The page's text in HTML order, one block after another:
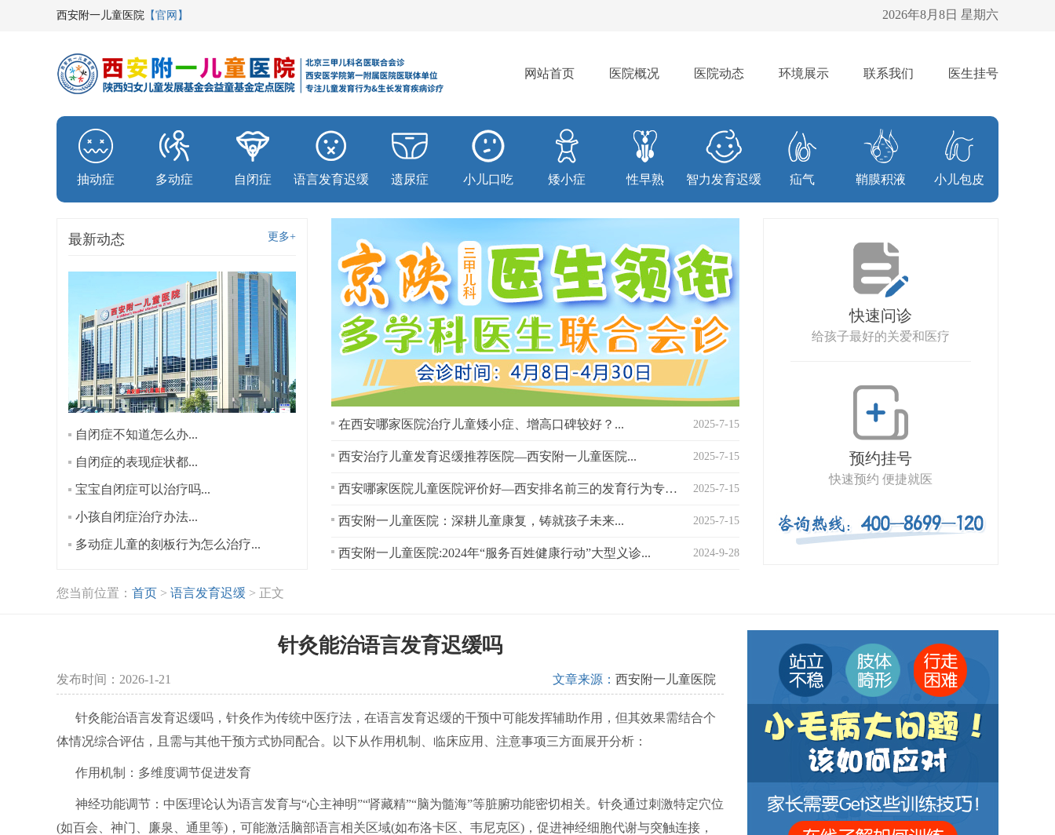
西安附一儿童医院 【官网】 2026年8月8日 星期六
网站首页 医院概况 医院动态 环境展示 联系我们 医生挂号
抽动症 多动症 自闭症 语言发育迟缓 遗尿症 小儿口吃 矮小症 性早熟 智力发育迟缓 疝气 鞘膜积液 小儿包皮
更多+
最新动态
自闭症不知道怎么办...
自闭症的表现症状都...
宝宝自闭症可以治疗吗...
小孩自闭症治疗办法...
多动症儿童的刻板行为怎么治疗...
在西安哪家医院治疗儿童矮小症、增高口碑较好？... 2025-7-15
西安治疗儿童发育迟缓推荐医院—西安附一儿童医院... 2025-7-15
西安哪家医院儿童医院评价好—西安排名前三的发育行为专科医院？... 2025-7-15
西安附一儿童医院：深耕儿童康复，铸就孩子未来... 2025-7-15
西安附一儿童医院:2024年“服务百姓健康行动”大型义诊... 2024-9-28
快速问诊
给孩子最好的关爱和医疗
预约挂号
快速预约 便捷就医
您当前位置： 首页 > 语言发育迟缓 > 正文
针灸能治语言发育迟缓吗
发布时间：2026-1-21 文章来源： 西安附一儿童医院
针灸能治语言发育迟缓吗，针灸作为传统中医疗法，在语言发育迟缓的干预中可能发挥辅助作用，但其效果需结合个
体情况综合评估，且需与其他干预方式协同配合。以下从作用机制、临床应用、注意事项三方面展开分析：
作用机制：多维度调节促进发育
神经功能调节：中医理论认为语言发育与“心主神明”“肾藏精”“脑为髓海”等脏腑功能密切相关。针灸通过刺激特定穴位
(如百会、神门、廉泉、通里等)，可能激活脑部语言相关区域(如布洛卡区、韦尼克区)，促进神经细胞代谢与突触连接，